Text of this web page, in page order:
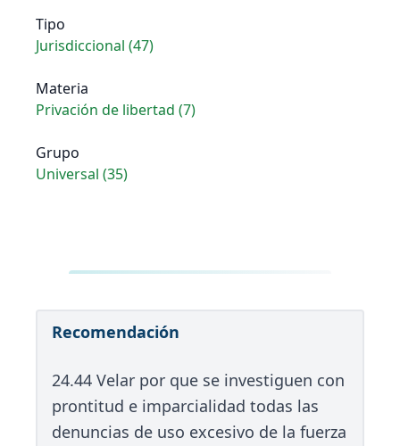
Tipo
Jurisdiccional (47)
Materia
Privación de libertad (7)
Grupo
Universal (35)
Recomendación
24.44 Velar por que se investiguen con
prontitud e imparcialidad todas las
denuncias de uso excesivo de la fuerza